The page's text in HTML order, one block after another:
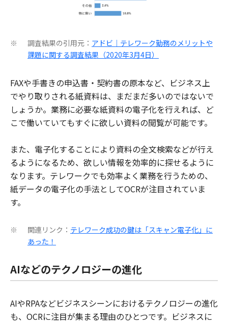
※ 調査結果の引用元： アドビ｜テレワーク勤務のメリットや
課題に関する調査結果（2020年3月4日）
FAXや手書きの申込書・契約書の原本など、ビジネス上
でやり取りされる紙資料は、まだまだ多いのではないで
しょうか。業務に必要な紙資料の電子化を行えれば、ど
こで働いていてもすぐに欲しい資料の閲覧が可能です。
また、電子化することにより資料の全文検索などが行え
るようになるため、欲しい情報を効率的に探せるように
なります。テレワークでも効率よく業務を行うための、
紙データの電子化の手法としてOCRが注目されていま
す。
※ 関連リンク： テレワーク成功の鍵は「スキャン電子化」に
あった！
AIなどのテクノロジーの進化
AIやRPAなどビジネスシーンにおけるテクノロジーの進化
も、OCRに注目が集まる理由のひとつです。ビジネスに